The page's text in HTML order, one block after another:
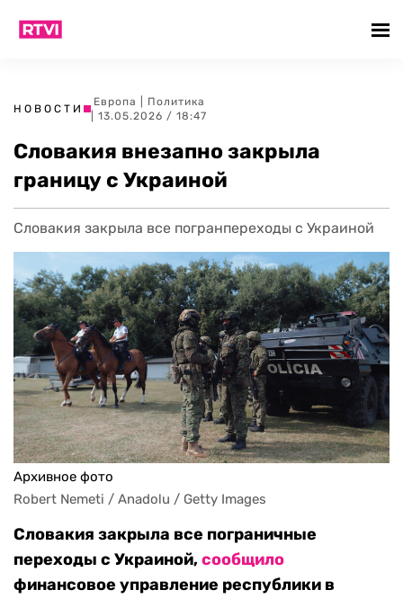
НОВОСТИ
Европа
Политика
| 13.05.2026 / 18:47
Словакия внезапно закрыла
границу с Украиной
Словакия закрыла все погранпереходы с Украиной
Архивное фото
Robert Nemeti / Anadolu / Getty Images
Словакия закрыла все пограничные
переходы с Украиной,сообщило
финансовое управление республики в